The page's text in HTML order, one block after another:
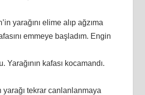
yarağını elime alıp ağzıma
emmeye başladım. Engin
Yarağının kafası kocamandı.
yarağı tekrar canlanlanmaya